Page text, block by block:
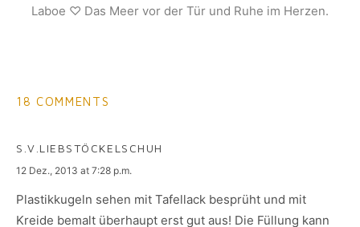
Laboe ♡ Das Meer vor der Tür und Ruhe im Herzen.
18 COMMENTS
S.V.LIEBSTÖCKELSCHUH
says:
12 Dez., 2013 at 7:28 p.m.
Plastikkugeln sehen mit Tafellack besprüht und mit
Kreide bemalt überhaupt erst gut aus! Die Füllung kann